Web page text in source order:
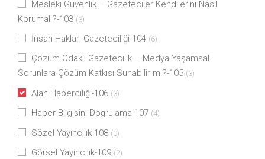
Mesleki Güvenlik – Gazeteciler Kendilerini Nasıl
Korumalı?-103 (3)
İnsan Hakları Gazeteciliği-104 (6)
Çözüm Odaklı Gazetecilik – Medya Yaşamsal
Sorunlara Çözüm Katkısı Sunabilir mi?-105 (3)
Alan Haberciliği-106 (3)
Haber Bilgisini Doğrulama-107 (4)
Sözel Yayıncılık-108 (3)
Görsel Yayıncılık-109 (2)